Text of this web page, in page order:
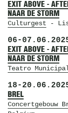
EXIT ABOVE -
NAAR DE STORM
Culturgest -
06-
EXIT ABOVE -
NAAR DE STORM
Teatro
18-
BREL
Concertgebouw